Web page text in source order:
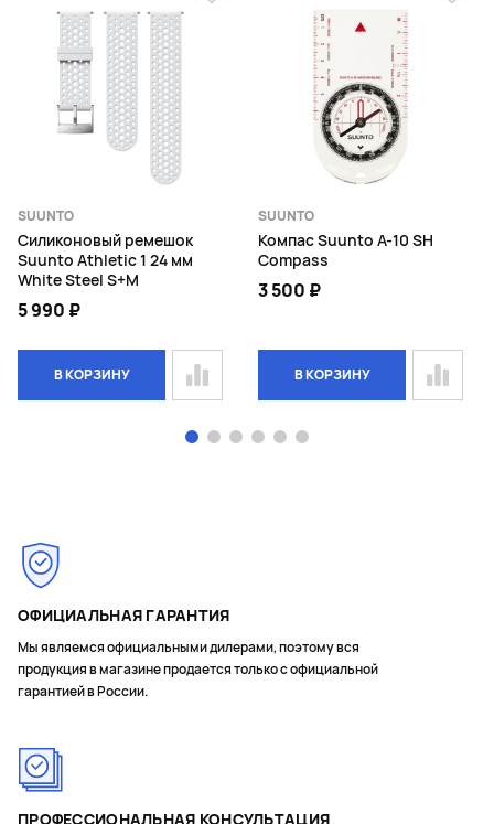
SUUNTO
Силиконовый ремешок
Suunto Athletic 1 24 мм
White Steel S+M
5 990 ₽
В КОРЗИНУ
SUUNTO
Компас Suunto A-10 SH
Compass
3 500 ₽
В КОРЗИНУ
ОФИЦИАЛЬНАЯ ГАРАНТИЯ
Мы являемся официальными дилерами, поэтому вся
продукция в магазине продается только с официальной
гарантией в России.
ПРОФЕССИОНАЛЬНАЯ КОНСУЛЬТАЦИЯ